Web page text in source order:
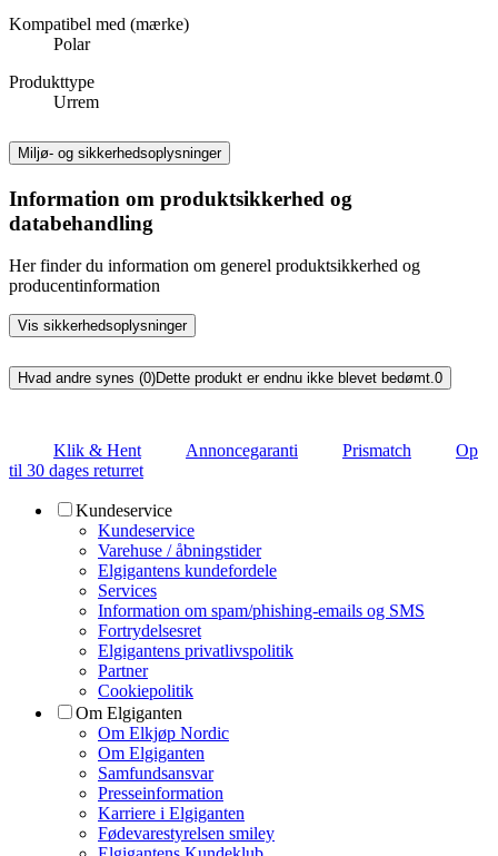
Kompatibel med (mærke)
Polar
Produkttype
Urrem
Miljø- og sikkerhedsoplysninger
Information om produktsikkerhed og
databehandling
Her finder du information om generel produktsikkerhed og
producentinformation
Vis sikkerhedsoplysninger
Hvad andre synes (0)Dette produkt er endnu ikke blevet bedømt.0
Klik & Hent Annoncegaranti Prismatch
Op
til 30 dages returret
Kundeservice
Kundeservice
Varehuse / åbningstider
Elgigantens kundefordele
Services
Information om spam/phishing-emails og SMS
Fortrydelsesret
Elgigantens privatlivspolitik
Partner
Cookiepolitik
Om Elgiganten
Om Elkjøp Nordic
Om Elgiganten
Samfundsansvar
Presseinformation
Karriere i Elgiganten
Fødevarestyrelsen smiley